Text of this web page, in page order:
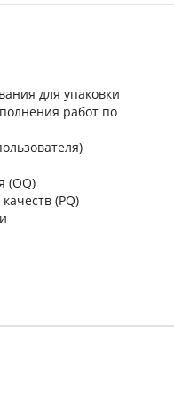
для упаковки
работ по
(OQ)
(PQ)